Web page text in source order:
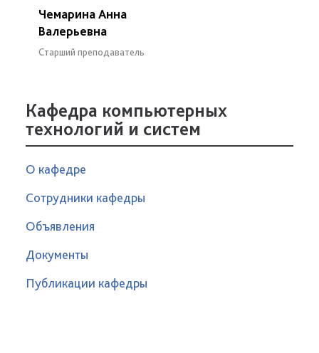
Чемарина Анна
Валерьевна
Старший преподаватель
Кафедра компьютерных
технологий и систем
О кафедре
Сотрудники кафедры
Объявления
Документы
Публикации кафедры